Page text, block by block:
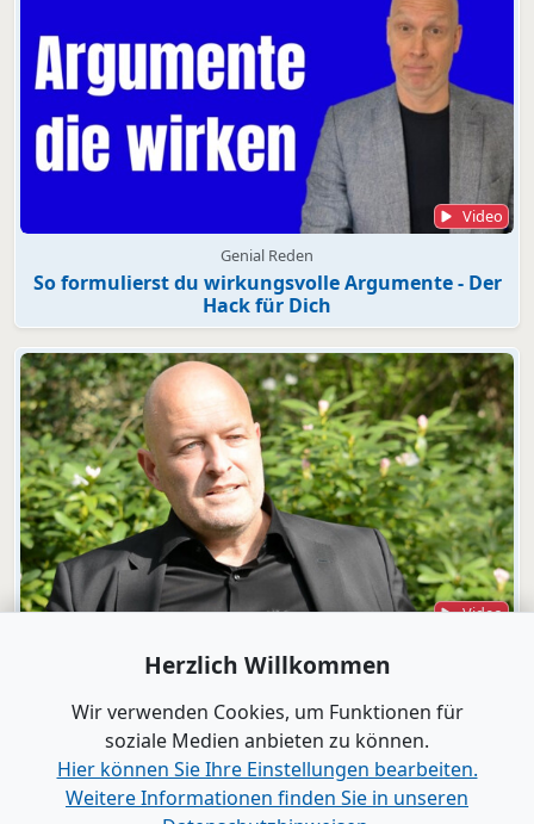
Video
Genial Reden
So formulierst du wirkungsvolle Argumente - Der
Hack für Dich
Video
Wirtschaft.Gespräch mit Markus Milz
„Gewinner der Zukunft“ - Die neuen Spielregeln
kennen und perfekt beherrschen
Alle Videos anzeigen
Herzlich Willkommen
Wir verwenden Cookies, um Funktionen für
soziale Medien anbieten zu können.
Hier können Sie Ihre Einstellungen bearbeiten.
Weitere Informationen finden Sie in unseren